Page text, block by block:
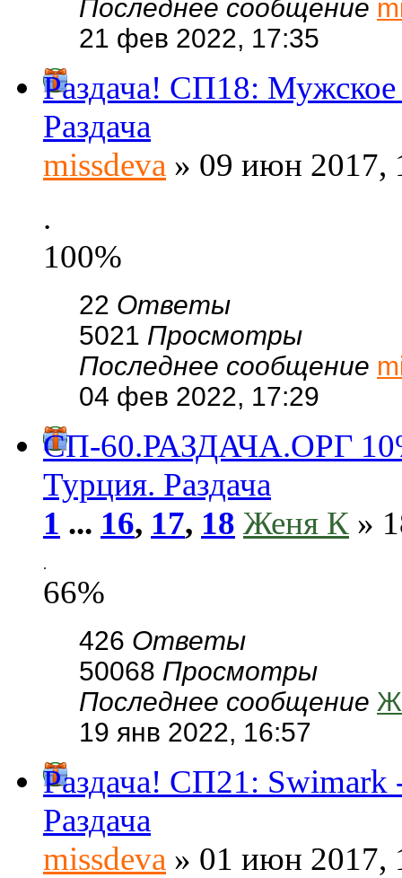
Последнее сообщение
21 фев 2022, 17:35
Раздача! СП18:
Раздача
missdeva » 09 июн 2017,
.
100%
22 Ответы
5021 Просмотры
Последнее сообщение
04 фев 2022, 17:29
СП-60.РАЗДАЧА.ОРГ
Турция. Раздача
1 ... 16, 17, 18 Женя К »
.
66%
426 Ответы
50068 Просмотры
Последнее сообщение
19 янв 2022, 16:57
Раздача! СП21:
Раздача
missdeva » 01 июн 2017,